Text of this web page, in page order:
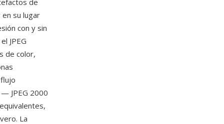
de
su lugar
con y sin
JPEG
de color,
JPEG 2000
La